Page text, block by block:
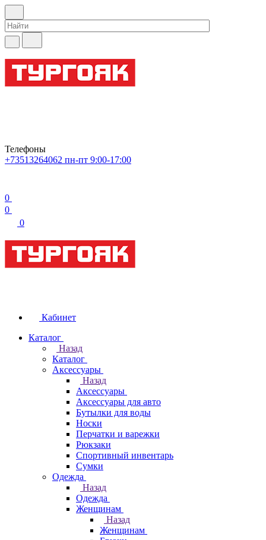
Телефоны
+73513264062 пн-пт 9:00-17:00
0
0
0
Кабинет
Каталог
Назад
Каталог
Аксессуары
Назад
Аксессуары
Аксессуары для авто
Бутылки для воды
Носки
Перчатки и варежки
Рюкзаки
Спортивный инвентарь
Сумки
Одежда
Назад
Одежда
Женщинам
Назад
Женщинам